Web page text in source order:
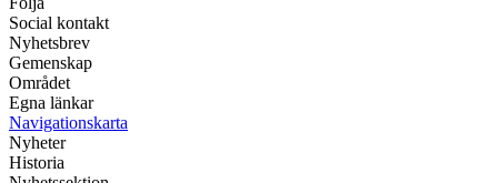
Social kontakt
Nyhetsbrev
Gemenskap
Området
Egna länkar
Navigationskarta
Nyheter
Historia